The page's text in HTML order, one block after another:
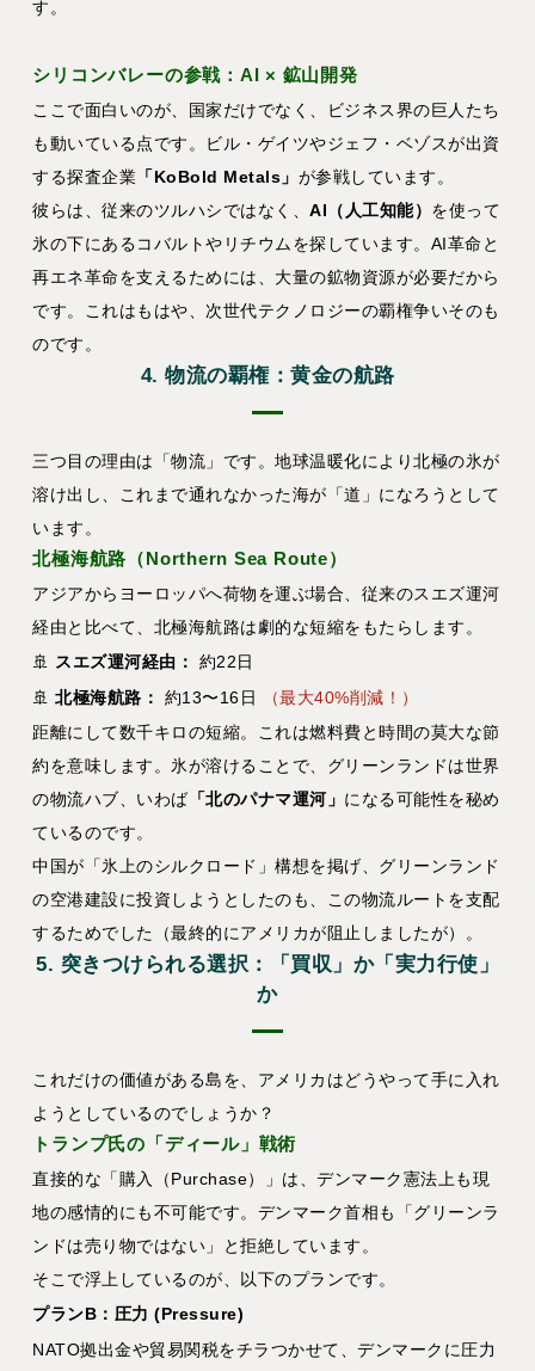
す。
シリコンバレーの参戦：AI × 鉱山開発
ここで面白いのが、国家だけでなく、ビジネス界の巨人たち
も動いている点です。ビル・ゲイツやジェフ・ベゾスが出資
する探査企業 「KoBold Metals」 が参戦しています。
彼らは、従来のツルハシではなく、AI（人工知能） を使って
氷の下にあるコバルトやリチウムを探しています。AI革命と
再エネ革命を支えるためには、大量の鉱物資源が必要だから
です。これはもはや、次世代テクノロジーの覇権争いそのも
のです。
4. 物流の覇権：黄金の航路
三つ目の理由は「物流」です。地球温暖化により北極の氷が
溶け出し、これまで通れなかった海が「道」になろうとして
います。
北極海航路（Northern Sea Route）
アジアからヨーロッパへ荷物を運ぶ場合、従来のスエズ運河
経由と比べて、北極海航路は劇的な短縮をもたらします。
🚢
スエズ運河経由：
約22日
🚢北極海航路： 約13〜16日
（最大40%削減！）
距離にして数千キロの短縮。これは燃料費と時間の莫大な節
約を意味します。氷が溶けることで、グリーンランドは世界
の物流ハブ、いわば「北のパナマ運河」 になる可能性を秘め
ているのです。
中国が「氷上のシルクロード」構想を掲げ、グリーンランド
の空港建設に投資しようとしたのも、この物流ルートを支配
するためでした（最終的にアメリカが阻止しましたが）。
5. 突きつけられる選択：「買収」か「実力行使」
か
これだけの価値がある島を、アメリカはどうやって手に入れ
ようとしているのでしょうか？
トランプ氏の「ディール」戦術
直接的な「購入（Purchase）」は、デンマーク憲法上も現
地の感情的にも不可能です。デンマーク首相も「グリーンラ
ンドは売り物ではない」と拒絶しています。
そこで浮上しているのが、以下のプランです。
プランB：圧力 (Pressure)
NATO拠出金や貿易関税をチラつかせて、デンマークに圧力